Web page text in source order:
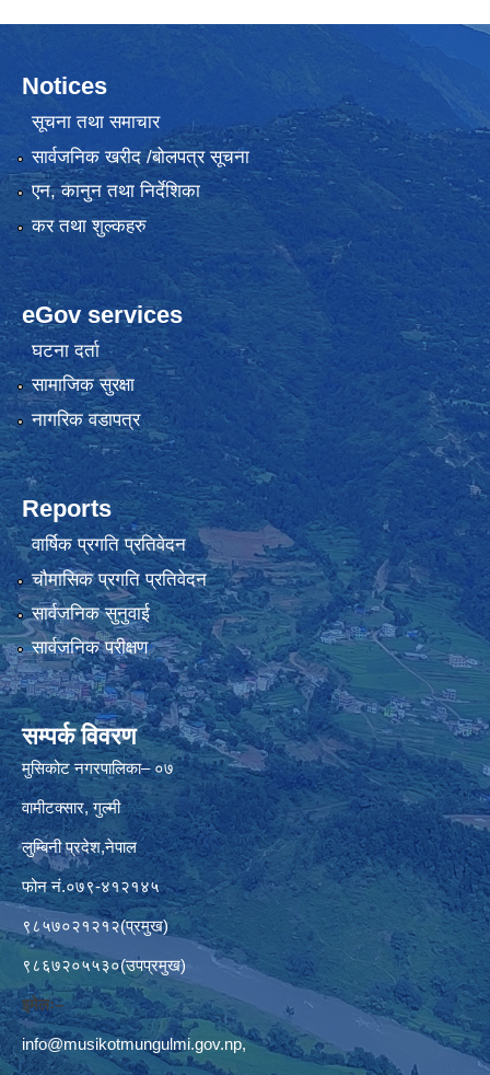
Notices
सूचना तथा समाचार
सार्वजनिक खरीद /बोलपत्र सूचना
एन, कानुन तथा निर्देशिका
कर तथा शुल्कहरु
eGov services
घटना दर्ता
सामाजिक सुरक्षा
नागरिक वडापत्र
Reports
वार्षिक प्रगति प्रतिवेदन
चौमासिक प्रगति प्रतिवेदन
सार्वजनिक सुनुवाई
सार्वजनिक परीक्षण
सम्पर्क विवरण
मुसिकोट नगरपालिका– ०७
वामीटक्सार, गुल्मी
लुम्बिनी प्रदेश,नेपाल
फोन नं.०७९-४१२१४५
९८५७०२१२१२(प्रमुख)
९८६७२०५५३०(उपप्रमुख)
इमेलः–
info@musikotmungulmi.gov.np,